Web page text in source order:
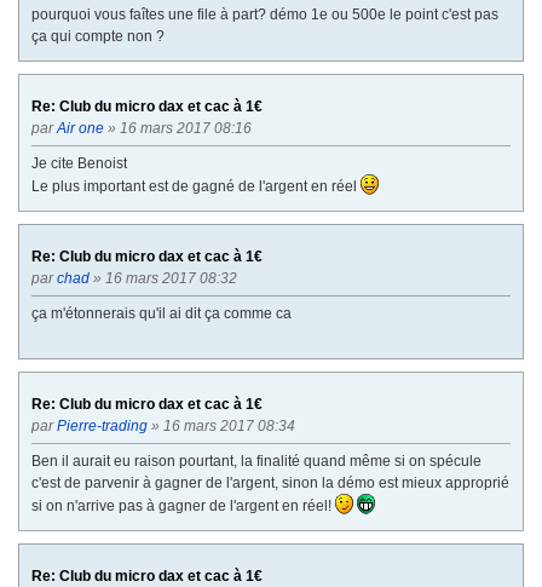
pourquoi vous faîtes une file à part? démo 1e ou 500e le point c'est pas
ça qui compte non ?
Re: Club du micro dax et cac à 1€
parAir one » 16 mars 2017 08:16
Je cite Benoist
Le plus important est de gagné de l'argent en réel
Re: Club du micro dax et cac à 1€
parchad » 16 mars 2017 08:32
ça m'étonnerais qu'il ai dit ça comme ca
Re: Club du micro dax et cac à 1€
parPierre-trading » 16 mars 2017 08:34
Ben il aurait eu raison pourtant, la finalité quand même si on spécule
c'est de parvenir à gagner de l'argent, sinon la démo est mieux approprié
si on n'arrive pas à gagner de l'argent en réel!
Re: Club du micro dax et cac à 1€